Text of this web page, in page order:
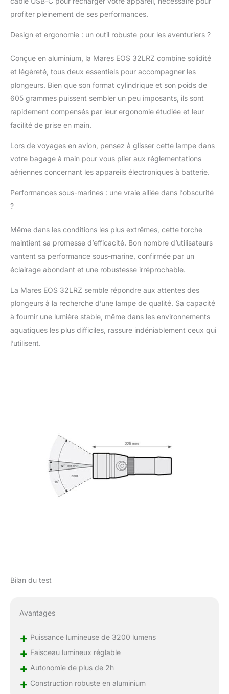
profiter pleinement de ses performances.
Design et ergonomie : un outil robuste pour les aventuriers ?
Conçue en aluminium, la Mares EOS 32LRZ combine solidité
et légèreté, tous deux essentiels pour accompagner les
plongeurs. Bien que son format cylindrique et son poids de
605 grammes puissent sembler un peu imposants, ils sont
rapidement compensés par leur ergonomie étudiée et leur
facilité de prise en main.
Lors de voyages en avion, pensez à glisser cette lampe dans
votre bagage à main pour vous plier aux réglementations
aériennes concernant les appareils électroniques à batterie.
Performances sous-marines : une vraie alliée dans l’obscurité
?
Même dans les conditions les plus extrêmes, cette torche
maintient sa promesse d’efficacité. Bon nombre d’utilisateurs
vantent sa performance sous-marine, confirmée par un
éclairage abondant et une robustesse irréprochable.
La Mares EOS 32LRZ semble répondre aux attentes des
plongeurs à la recherche d’une lampe de qualité. Sa capacité
à fournir une lumière stable, même dans les environnements
aquatiques les plus difficiles, rassure indéniablement ceux qui
l’utilisent.
Bilan du test
Avantages
+ Puissance lumineuse de 3200 lumens
+ Faisceau lumineux réglable
+ Autonomie de plus de 2h
+ Construction robuste en aluminium